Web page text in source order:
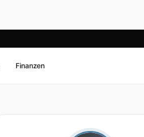
Finanzen